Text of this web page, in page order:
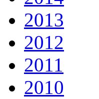
2013
2012
2011
2010